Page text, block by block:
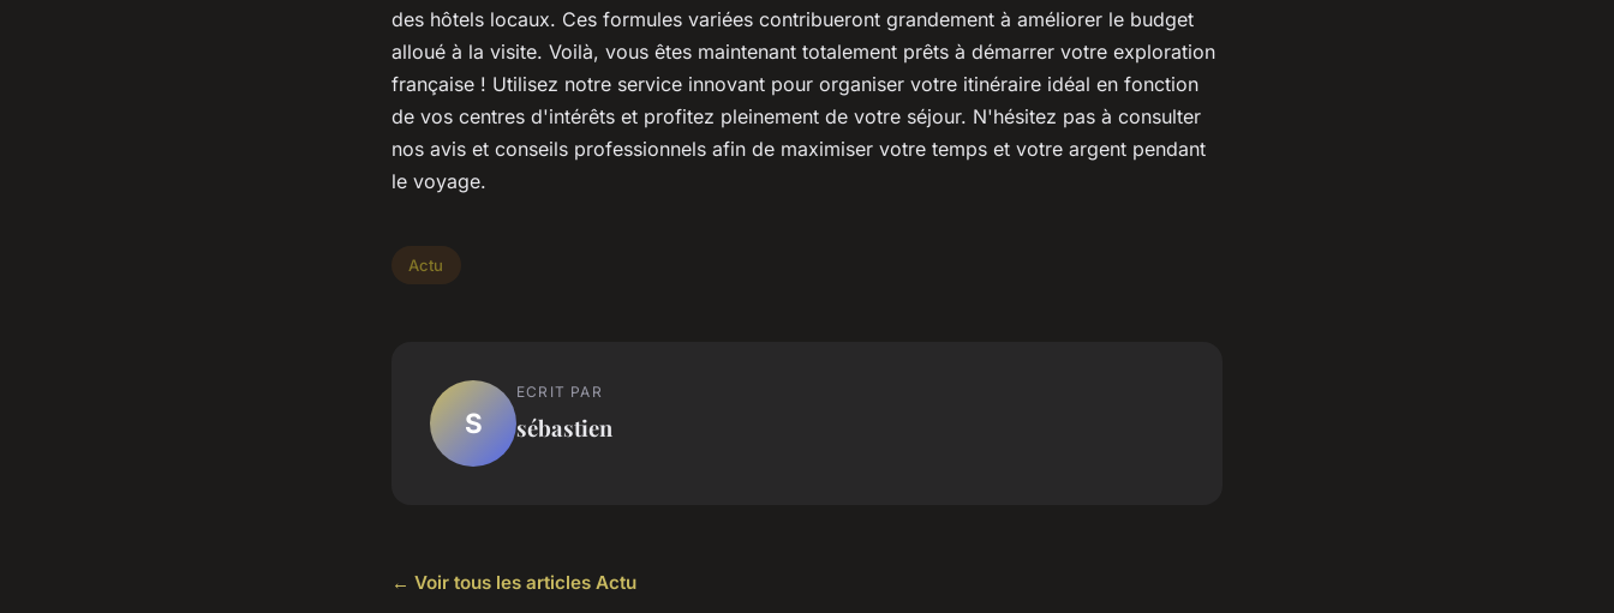
des hôtels locaux. Ces formules variées contribueront grandement à améliorer le budget
alloué à la visite. Voilà, vous êtes maintenant totalement prêts à démarrer votre exploration
française ! Utilisez notre service innovant pour organiser votre itinéraire idéal en fonction
de vos centres d'intérêts et profitez pleinement de votre séjour. N'hésitez pas à consulter
nos avis et conseils professionnels afin de maximiser votre temps et votre argent pendant
le voyage.
Actu
S
ECRIT PAR
sébastien
← Voir tous les articles Actu